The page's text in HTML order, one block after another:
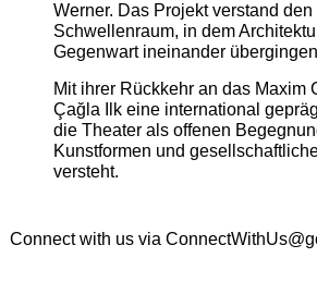
Werner. Das Projekt verstand
Schwellenraum, in dem
Gegenwart ineinander
Mit ihrer Rückkehr an das Maxim
Çağla Ilk eine international
die Theater als offenen
Kunstformen und
versteht.
Connect with us via